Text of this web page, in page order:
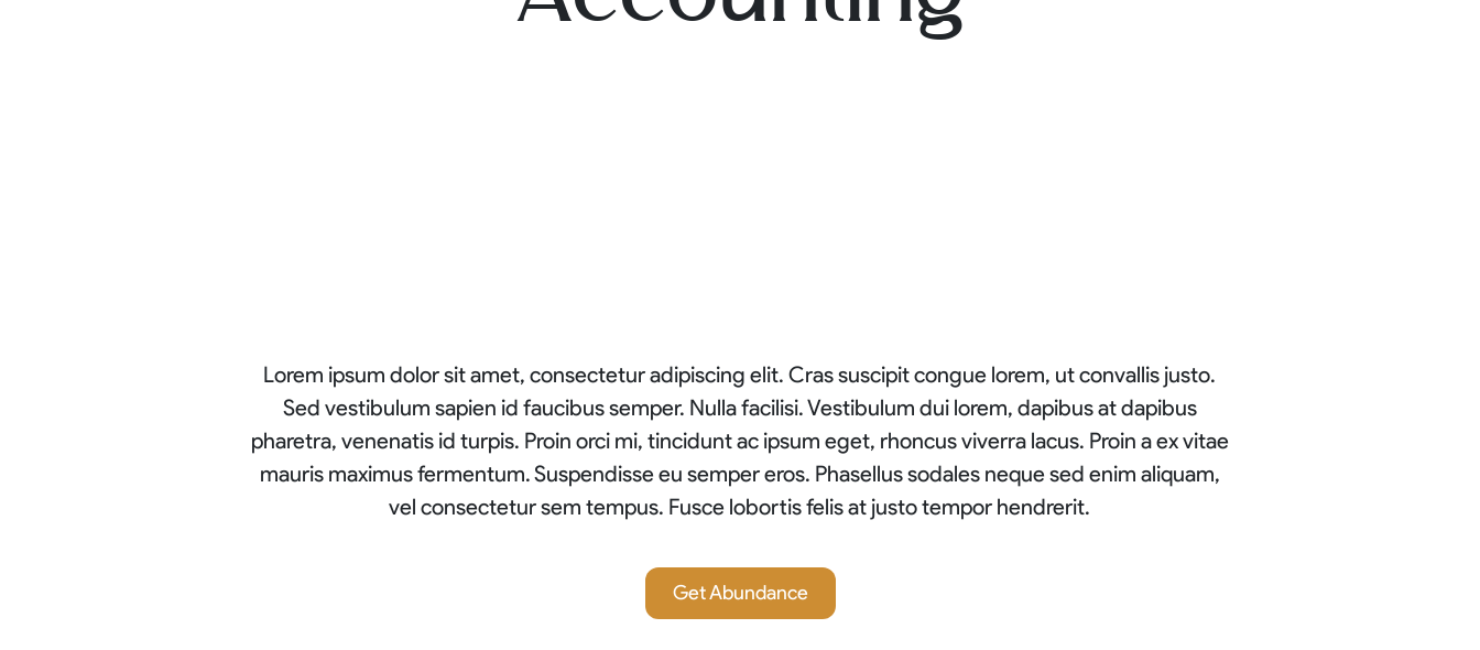
Lorem ipsum dolor sit amet, consectetur adipiscing elit. Cras suscipit congue lorem, ut convallis justo.
Sed vestibulum sapien id faucibus semper. Nulla facilisi. Vestibulum dui lorem, dapibus at dapibus
pharetra, venenatis id turpis. Proin orci mi, tincidunt ac ipsum eget, rhoncus viverra lacus. Proin a ex vitae
mauris maximus fermentum. Suspendisse eu semper eros. Phasellus sodales neque sed enim aliquam,
vel consectetur sem tempus. Fusce lobortis felis at justo tempor hendrerit.
Get Abundance